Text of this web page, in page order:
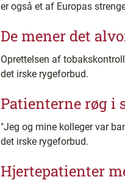
er også et af Europas
De mener det
Oprettelsen af
det irske rygeforbud.
Patienterne røg i
"Jeg og mine kolleger var
det irske rygeforbud.
Hjertepatienter